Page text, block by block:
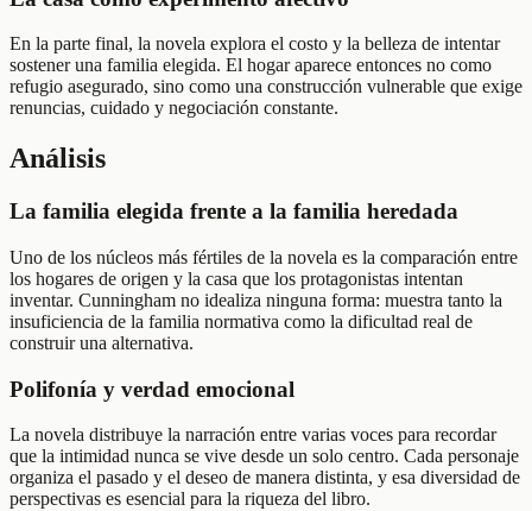
En la parte final, la novela explora el costo y la belleza de intentar
sostener una familia elegida. El hogar aparece entonces no como
refugio asegurado, sino como una construcción vulnerable que exige
renuncias, cuidado y negociación constante.
Análisis
La familia elegida frente a la familia heredada
Uno de los núcleos más fértiles de la novela es la comparación entre
los hogares de origen y la casa que los protagonistas intentan
inventar. Cunningham no idealiza ninguna forma: muestra tanto la
insuficiencia de la familia normativa como la dificultad real de
construir una alternativa.
Polifonía y verdad emocional
La novela distribuye la narración entre varias voces para recordar
que la intimidad nunca se vive desde un solo centro. Cada personaje
organiza el pasado y el deseo de manera distinta, y esa diversidad de
perspectivas es esencial para la riqueza del libro.